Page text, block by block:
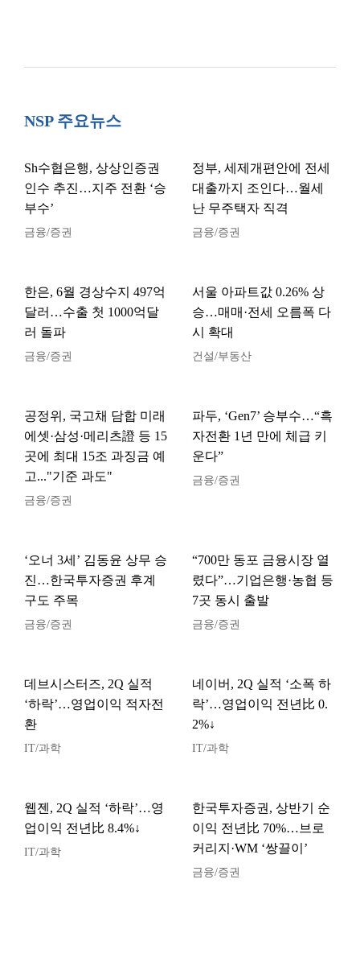
NSP 주요뉴스
Sh수협은행, 상상인증권
인수 추진…지주 전환 ‘승
부수’
금융/증권
정부, 세제개편안에 전세
대출까지 조인다…월세
난 무주택자 직격
금융/증권
한은, 6월 경상수지 497억
달러…수출 첫 1000억달
러 돌파
금융/증권
서울 아파트값 0.26% 상
승…매매·전세 오름폭 다
시 확대
건설/부동산
공정위, 국고채 담합 미래
에셋·삼성·메리츠證 등 15
곳에 최대 15조 과징금 예
고..."기준 과도"
금융/증권
파두, ‘Gen7’ 승부수…“흑
자전환 1년 만에 체급 키
운다”
금융/증권
‘오너 3세’ 김동윤 상무 승
진…한국투자증권 후계
구도 주목
금융/증권
“700만 동포 금융시장 열
렸다”…기업은행·농협 등
7곳 동시 출발
금융/증권
데브시스터즈, 2Q 실적
‘하락’…영업이익 적자전
환
IT/과학
네이버, 2Q 실적 ‘소폭 하
락’…영업이익 전년比 0.
2%↓
IT/과학
웹젠, 2Q 실적 ‘하락’…영
업이익 전년比 8.4%↓
IT/과학
한국투자증권, 상반기 순
이익 전년比 70%…브로
커리지·WM ‘쌍끌이’
금융/증권